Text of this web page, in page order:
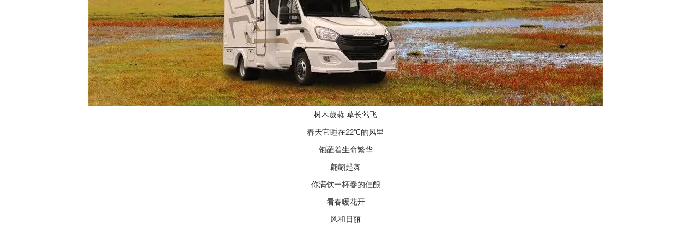
树木葳蕤 草长莺飞
春天它睡在22℃的风里
饱蘸着生命繁华
翩翩起舞
你满饮一杯春的佳酿
看春暖花开
风和日丽